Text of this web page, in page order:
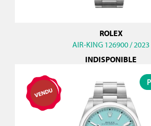
ROLEX
AIR-KING 126900 / 2023
INDISPONIBLE